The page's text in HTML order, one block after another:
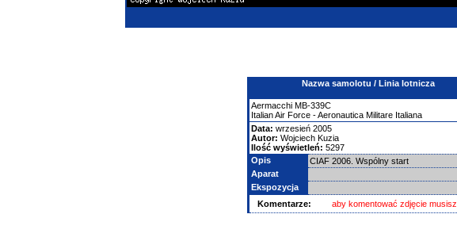
Nazwa samolotu / Linia lotnicza
Aermacchi MB-339C
Italian Air Force - Aeronautica Militare Italiana
Data: wrzesień 2005
Autor: Wojciech Kuzia
Ilość wyświetleń: 5297
Opis
CIAF 2006. Wspólny start
Aparat
Ekspozycja
Komentarze:
aby komentować zdjęcie musisz